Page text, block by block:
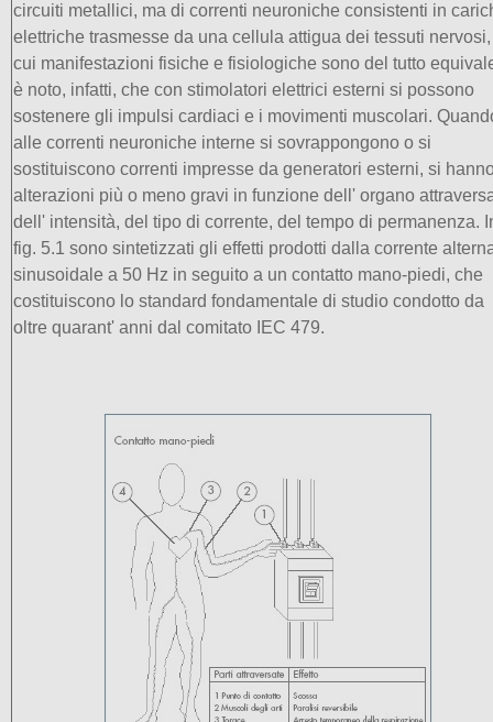
circuiti metallici, ma di correnti neuroniche consistenti in
elettriche trasmesse da una cellula attigua dei tessuti
cui manifestazioni fisiche e fisiologiche sono del tutto
è noto, infatti, che con stimolatori elettrici esterni si possono
sostenere gli impulsi cardiaci e i movimenti muscolari.
alle correnti neuroniche interne si sovrappongono o si
sostituiscono correnti impresse da generatori esterni, si
alterazioni più o meno gravi in funzione dell' organo
dell' intensità, del tipo di corrente, del tempo di permanenza.
fig. 5.1 sono sintetizzati gli effetti prodotti dalla corrente
sinusoidale a 50 Hz in seguito a un contatto mano-piedi, che
costituiscono lo standard fondamentale di studio condotto da
oltre quarant' anni dal comitato IEC 479.